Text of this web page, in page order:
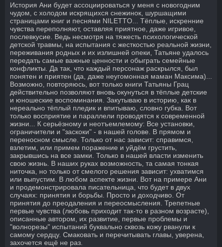
История Ани будет ассоциироваться у меня с новогодним
чудом, с холодом искрящихся снежинок, шуршащими
страницами книг и песнями NILETTO... Тёплые, искренние
чувства переполняют, оставляя приятное, даже игривое,
послевкусие. Ведь несмотря на тяжесть психологической
детской травмы, на испытания с жесткостью реальной жизни,
переживания родных и их излишней опеки, Татьяне удалось
передать самые важные ценности и обыграть семейные
конфликты. Да так, что каждый персонаж раскрылся, был
понятен и приятен (да, даже неугомонная маман Максима)...
Возможно, повторяюсь, вот только книги Татьяны Грац
действительно позволяют вновь окунуться в тёплые детские
и юношеские воспоминания. Закутываю в историю, как в
нереально тёплый пледик и впитываю, словно губка. Вот
только восприятие и параллели проводятся к современной
жизни... К серьёзному и неотъемлемому: Все установки,
ограничители и "заскоки" - в нашей голове. В прямом и
переносном смысле. Только от нас зависит: справимся,
взлетим, или примем поражение и уйдём грустить,
закрывшись на все замки. Только в нашей власти изменить
свою жизнь. В наших руках возможность, та самая тонкая
ниточка, но только от смелого решения зависит: ухватимся
или выпустим. В любом аспекте жизни. Вот на примере Ани
и продемонстрировала писательница, что будет в двух
случаях: принятия и борьбы. Просто и доходчиво. От
принятия до преодаления и переосмысления. Трепетные
первые чувства (любовь приходит так-то в разном возрасте),
описанные автором, их развитие, первые проблемы и
"волнорезы" испытаний буквально сквозь кожу рванули к
самому сердцу. Смаковать и перечитывать главы, уверена,
захочется ещё не раз.